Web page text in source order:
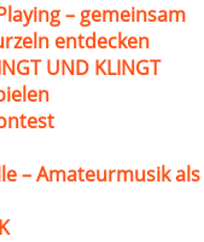
– gemeinsam
entdecken
UND KLINGT
– Amateurmusik als